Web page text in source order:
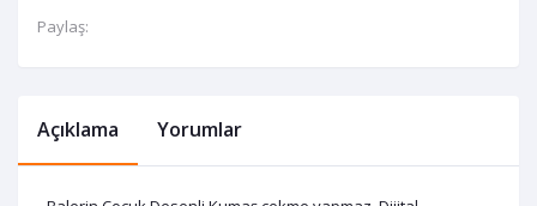
Paylaş:
Açıklama Yorumlar